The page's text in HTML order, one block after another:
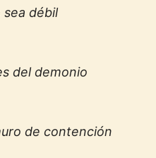
débil
del demonio
de contención